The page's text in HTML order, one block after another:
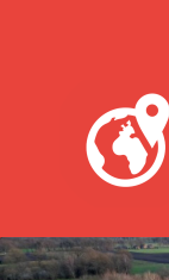
COLUMNS
ZOEKEN